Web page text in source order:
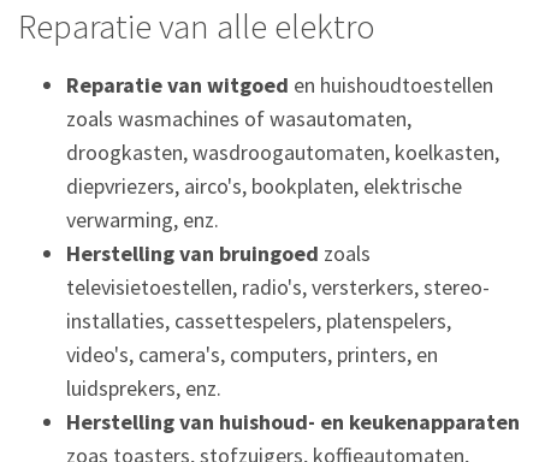
Reparatie van alle elektro
Reparatie van witgoed en huishoudtoestellen
zoals wasmachines of wasautomaten,
droogkasten, wasdroogautomaten, koelkasten,
diepvriezers, airco's, bookplaten, elektrische
verwarming, enz.
Herstelling van bruingoed zoals
televisietoestellen, radio's, versterkers, stereo-
installaties, cassettespelers, platenspelers,
video's, camera's, computers, printers, en
luidsprekers, enz.
Herstelling van huishoud- en keukenapparaten
zoas toasters, stofzuigers, koffieautomaten,